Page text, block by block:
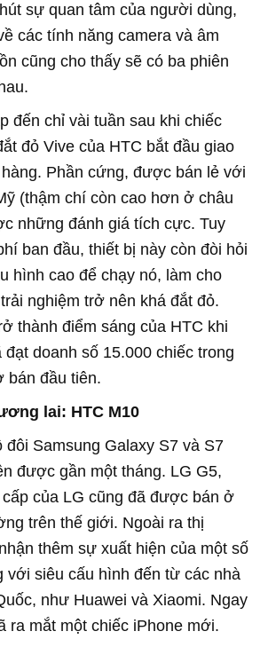
sự quan tâm của người dùng,
các tính năng camera và âm
cũng cho thấy sẽ có ba phiên
đến chỉ vài tuần sau khi chiếc
đỏ Vive của HTC bắt đầu giao
Phần cứng, được bán lẻ với
(thậm chí còn cao hơn ở châu
những đánh giá tích cực. Tuy
ban đầu, thiết bị này còn đòi hỏi
hình cao để chạy nó, làm cho
nghiệm trở nên khá đắt đỏ.
thành điểm sáng của HTC khi
đạt doanh số 15.000 chiếc trong
bán đầu tiên.
lai: HTC M10
đôi Samsung Galaxy S7 và S7
được gần một tháng. LG G5,
của LG cũng đã được bán ở
trên thế giới. Ngoài ra thị
thêm sự xuất hiện của một số
với siêu cấu hình đến từ các nhà
như Huawei và Xiaomi. Ngay
ra mắt một chiếc iPhone mới.